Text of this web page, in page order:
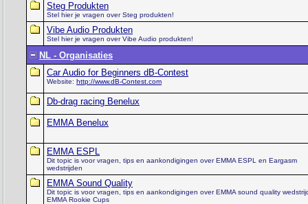
Steg Produkten
Stel hier je vragen over Steg produkten!
Vibe Audio Produkten
Stel hier je vragen over Vibe Audio produkten!
NL - Organisaties
Car Audio for Beginners dB-Contest
Website: http://www.dB-Contest.com
Db-drag racing Benelux
EMMA Benelux
EMMA ESPL
Dit topic is voor vragen, tips en aankondigingen over EMMA ESPL en Eargasm
wedstrijden
EMMA Sound Quality
Dit topic is voor vragen, tips en aankondigingen over EMMA sound quality
EMMA Rookie Cups